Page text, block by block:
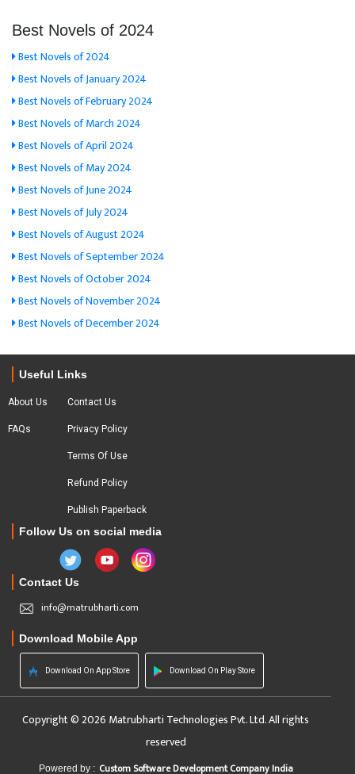
Best Novels of 2024
Best Novels of 2024
Best Novels of January 2024
Best Novels of February 2024
Best Novels of March 2024
Best Novels of April 2024
Best Novels of May 2024
Best Novels of June 2024
Best Novels of July 2024
Best Novels of August 2024
Best Novels of September 2024
Best Novels of October 2024
Best Novels of November 2024
Best Novels of December 2024
Useful Links
About Us
FAQs
Contact Us
Privacy Policy
Terms Of Use
Refund Policy
Publish Paperback
Follow Us on social media
Contact Us
info@matrubharti.com
Download Mobile App
Download On App Store Download On Play Store
Copyright © 2026 Matrubharti Technologies Pvt. Ltd. All rights
reserved
Powered by : Custom Software Development Company India